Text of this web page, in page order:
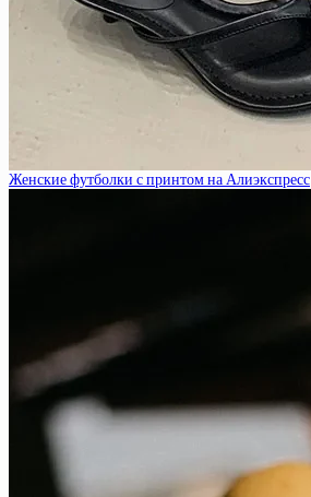
Женские футболки с принтом на Алиэкспресс